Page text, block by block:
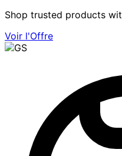
Shop trusted products
Voir l'Offre